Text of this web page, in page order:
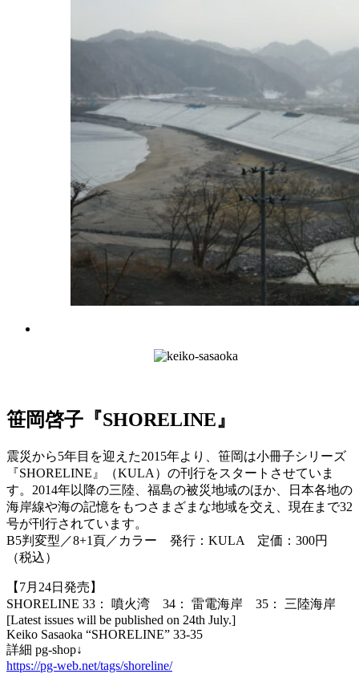
笹岡啓子『SHORELINE』
震災から5年目を迎えた2015年より、笹岡は小冊子シリーズ
『SHORELINE』（KULA）の刊行をスタートさせていま
す。2014年以降の三陸、福島の被災地域のほか、日本各地の
海岸線や海の記憶をもつさまざまな地域を交え、現在まで32
号が刊行されています。
B5判変型／8+1頁／カラー 発行：KULA 定価：300円
（税込）
【7月24日発売】
SHORELINE 33： 噴火湾 34： 雷電海岸 35： 三陸海岸
[Latest issues will be published on 24th July.]
Keiko Sasaoka “SHORELINE” 33-35
詳細 pg-shop↓
https://pg-web.net/tags/shoreline/